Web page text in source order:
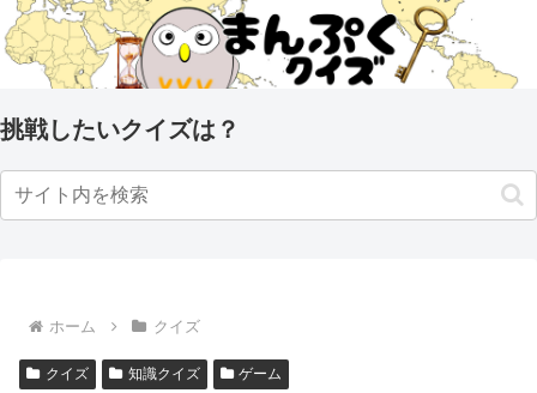
挑戦したいクイズは？
ホーム クイズ
クイズ 知識クイズ ゲーム